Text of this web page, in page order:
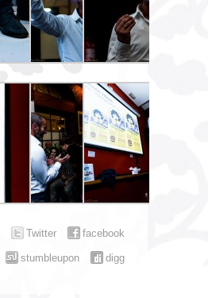
facebook
Twitter
digg
stumbleupon